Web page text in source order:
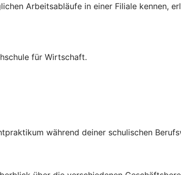
Arbeitsabläufe in einer Filiale kennen,
für Wirtschaft.
während deiner schulischen